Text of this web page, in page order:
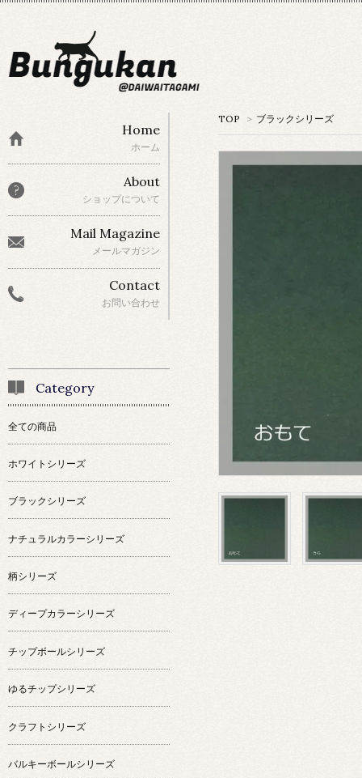
TOP > ブラックシリーズ
Home
ホーム
About
ショップについて
Mail Magazine
メールマガジン
Contact
お問い合わせ
Category
全ての商品
ホワイトシリーズ
ブラックシリーズ
ナチュラルカラーシリーズ
柄シリーズ
ディープカラーシリーズ
チップボールシリーズ
ゆるチップシリーズ
クラフトシリーズ
バルキーボールシリーズ